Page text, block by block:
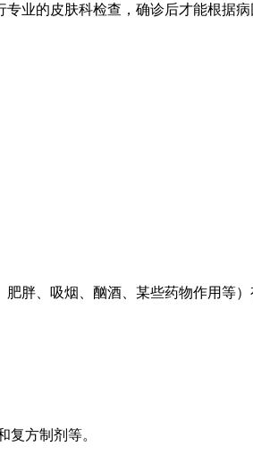
业的皮肤科检查，确诊后才能根据病
胖、吸烟、酗酒、某些药物作用等）
方制剂等。